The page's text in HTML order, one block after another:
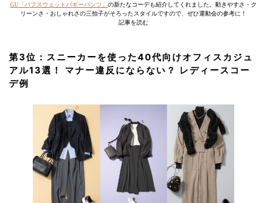
GU「パフスウェットバギーパンツ」 の新たなコーデも紹介してくれました。動きやすさ・ク
リーンさ・おしゃれさの三拍子がそろったスタイルですので、ぜひ運動会の参考に！
記事を読む
第3位：スニーカーを使った40代向けオフィスカジュ
アル13選！ マナー違反にならない？ レディースコー
デ例